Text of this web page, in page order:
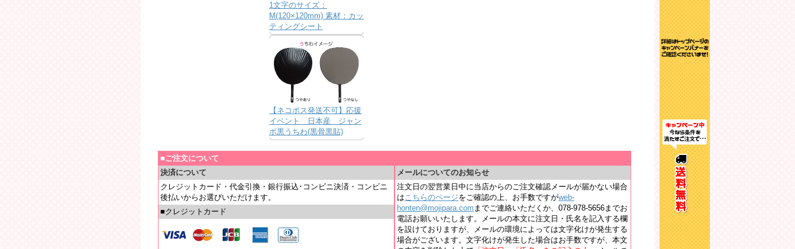
1文字のサイズ：
M(120×120mm) 素材：カッ
ティングシート
【ネコポス発送不可】応援
イベント 日本産 ジャン
ボ黒うちわ(黒骨黒貼)
■ご注文について
決済について
クレジットカード・代金引換・銀行振込･コンビニ決済・コンビニ
後払いからお選びいただけます。
■クレジットカード
メールについてのお知らせ
注文日の翌営業日中に当店からのご注文確認メールが届かない場合
はこちらのページをご確認の上、お手数ですがweb-
honten@mojipara.com までご連絡いただくか、078-978-5656までお
電話お願いいたします。メールの本文に注文日・氏名を記入する欄
を設けておりますが、メールの環境によっては文字化けが発生する
場合がございます。文字化けが発生した場合はお手数ですが、本文